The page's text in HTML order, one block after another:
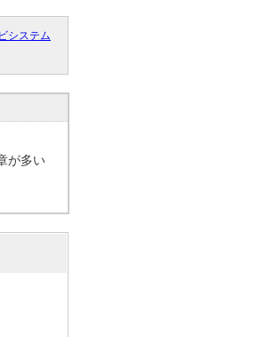
システム
が多い